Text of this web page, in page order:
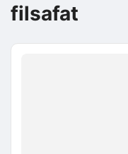
filsafat